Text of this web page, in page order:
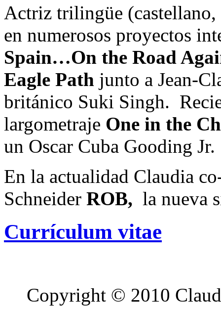
Actriz trilingüe (castellano,
en numerosos proyectos
Spain…On the Road
Eagle Path junto a Jean-
británico Suki Singh.
largometraje One in the
un Oscar Cuba Gooding Jr.
En la actualidad Claudia
Schneider ROB, la nueva
Currículum vitae
Copyright © 2010